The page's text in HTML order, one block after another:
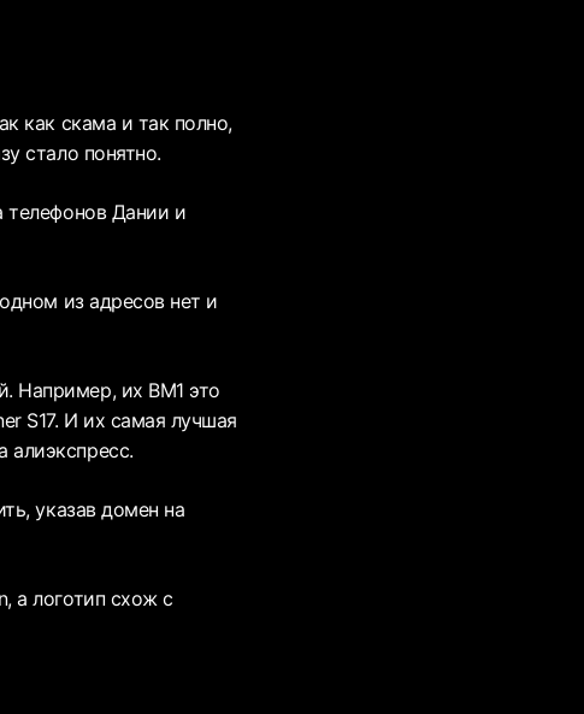
как скама и так полно,
стало понятно.
телефонов Дании и
из адресов нет и
Например, их BM1 это
S17. И их самая лучшая
алиэкспресс.
указав домен на
а логотип схож с